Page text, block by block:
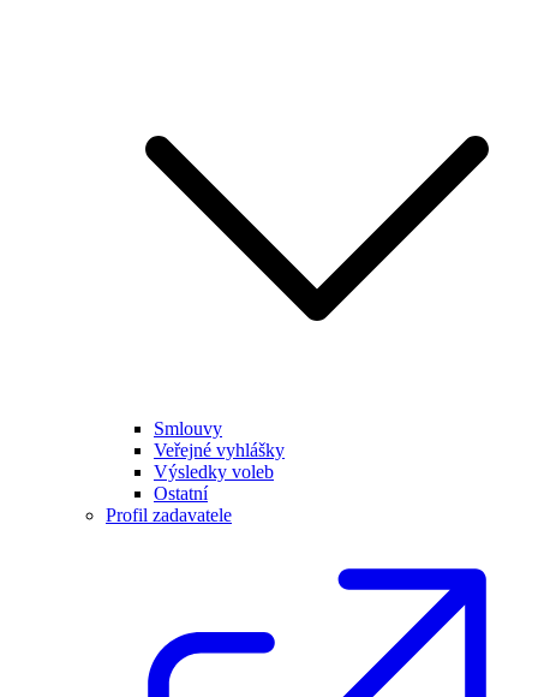
Smlouvy
Veřejné vyhlášky
Výsledky voleb
Ostatní
Profil zadavatele